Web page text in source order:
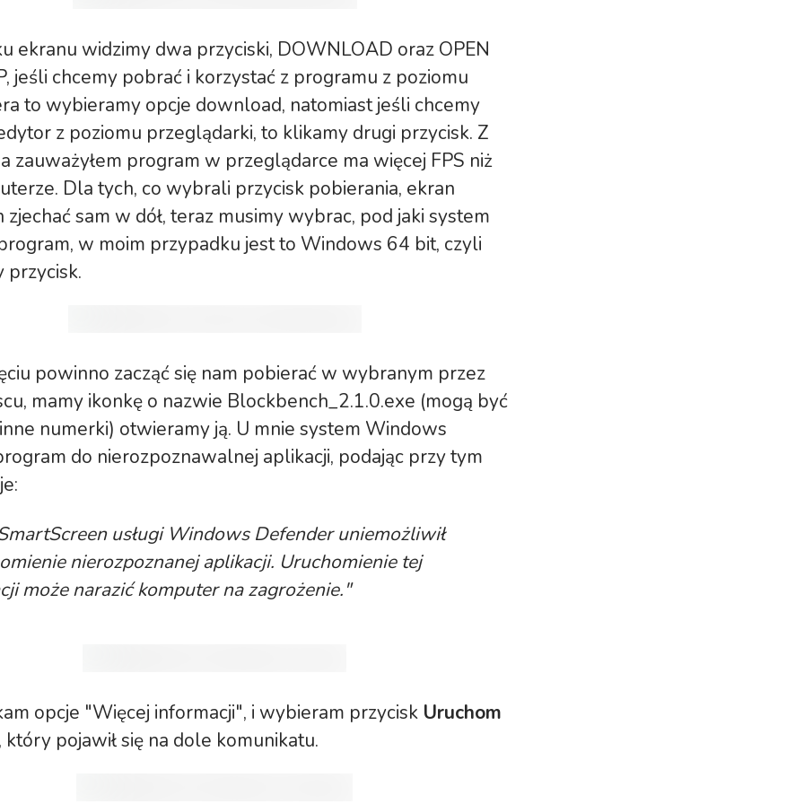
ekranu widzimy dwa przyciski, DOWNLOAD oraz OPEN
jeśli chcemy pobrać i korzystać z programu z poziomu
to wybieramy opcje download, natomiast jeśli chcemy
z poziomu przeglądarki, to klikamy drugi przycisk. Z
zauważyłem program w przeglądarce ma więcej FPS niż
Dla tych, co wybrali przycisk pobierania, ekran
sam w dół, teraz musimy wybrac, pod jaki system
w moim przypadku jest to Windows 64 bit, czyli
przycisk.
powinno zacząć się nam pobierać w wybranym przez
mamy ikonkę o nazwie Blockbench_2.1.0.exe (mogą być
numerki) otwieramy ją. U mnie system Windows
do nierozpoznawalnej aplikacji, podając przy tym
usługi Windows Defender uniemożliwił
nierozpoznanej aplikacji. Uruchomienie tej
może narazić komputer na zagrożenie."
opcje "Więcej informacji", i wybieram przycisk Uruchom
który pojawił się na dole komunikatu.